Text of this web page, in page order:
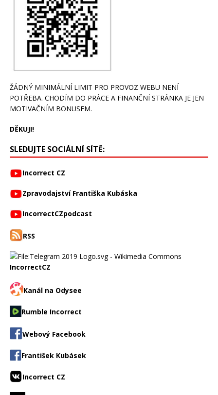
ŽÁDNÝ MINIMÁLNÍ LIMIT PRO PROVOZ WEBU NENÍ
POTŘEBA. CHODÍM DO PRÁCE A FINANČNÍ STRÁNKA JE JEN
MOTIVAČNÍM BONUSEM.
DĚKUJI!
SLEDUJTE SOCIÁLNÍ SÍTĚ:
Incorrect CZ
Zpravodajství Františka Kubáska
IncorrectCZpodcast
RSS
IncorrectCZ
Kanál na Odysee
Rumble Incorrect
Webový Facebook
František Kubásek
Incorrect CZ